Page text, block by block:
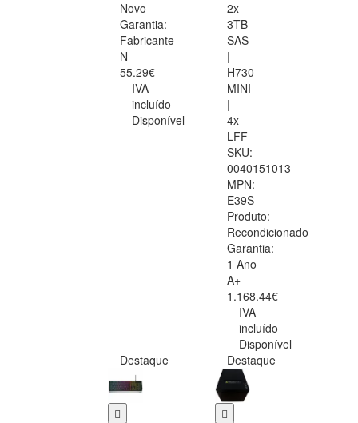
Novo
Garantia:
Fabricante
N
55.29€
IVA
incluído
Disponível
2x
3TB
SAS
|
H730
MINI
|
4x
LFF
SKU:
0040151013
MPN:
E39S
Produto:
Recondicionado
Garantia:
1 Ano
A+
1.168.44€
IVA
incluído
Disponível
Destaque
Destaque